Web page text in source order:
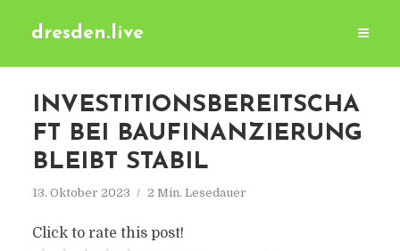
dresden.live
INVESTITIONSBEREITSCHA
FT BEI BAUFINANZIERUNG
BLEIBT STABIL
13. Oktober 2023 2 Min. Lesedauer
Click to rate this post!